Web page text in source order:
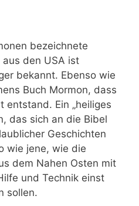
bezeichnete
den USA ist
bekannt. Ebenso wie
Buch Mormon, dass
entstand. Ein „heiliges
das sich an die Bibel
Geschichten
wie jene, wie die
dem Nahen Osten mit
und Technik einst
sollen.